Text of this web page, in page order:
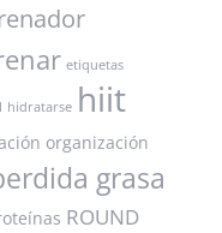
etiquetas
hidratarse hiit
organización
grasa
ROUND